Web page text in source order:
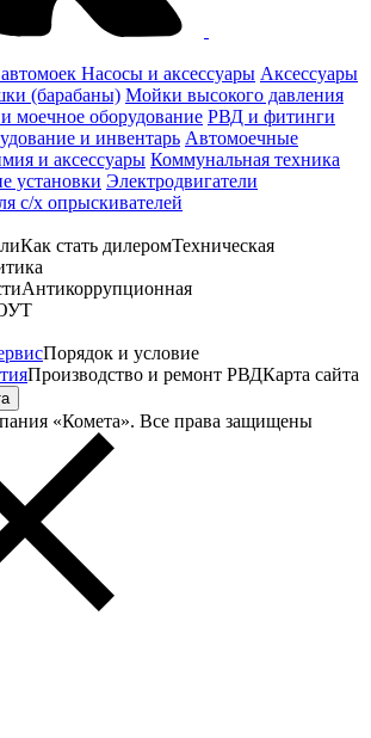
Насосы и аксессуары Аксессуары
(барабаны) Мойки высокого давления
моечное оборудование РВД и фитинги
и инвентарь Автомоечные
и аксессуары Коммунальная техника
установки Электродвигатели
с/х опрыскивателей
Как стать дилеромТехническая
Антикоррупционная
Порядок и условие
Производство и ремонт РВДКарта сайта
«Комета». Все права защищены